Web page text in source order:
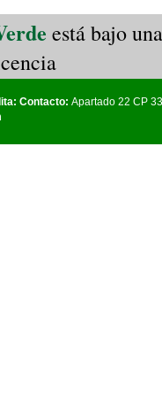
está bajo
Contacto: Apartado 22 CP